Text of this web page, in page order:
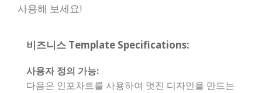
사용해 보세요!
비즈니스 Template Specifications:
사용자 정의 가능:
다음은 인포차트를 사용하여 멋진 디자인을 만드는